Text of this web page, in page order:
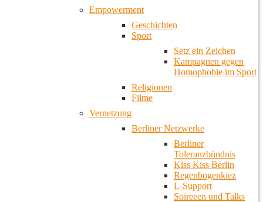
Empowerment
Geschichten
Sport
Setz ein Zeichen
Kampagnen gegen
Homophobie im Sport
Religionen
Filme
Vernetzung
Berliner Netzwerke
Berliner
Toleranzbündnis
Kiss Kiss Berlin
Regenbogenkiez
L-Support
Soireeen und Talks